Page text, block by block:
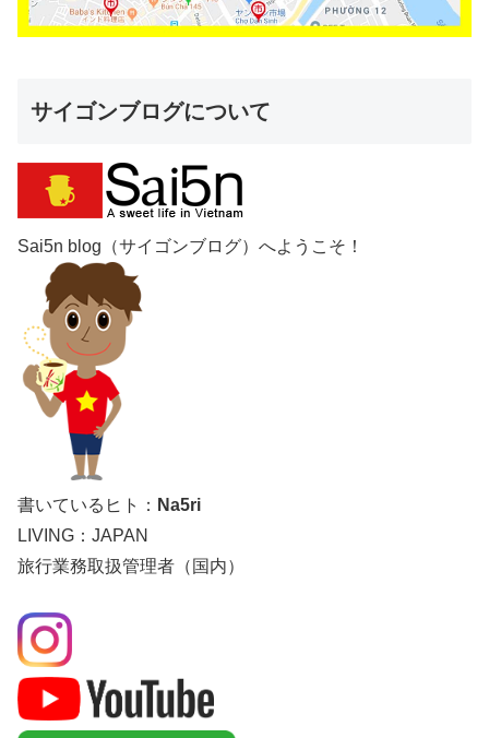
サイゴンブログについて
Sai5n blog（サイゴンブログ）へようこそ！
書いているヒト： Na5ri
LIVING：JAPAN
旅行業務取扱管理者（国内）